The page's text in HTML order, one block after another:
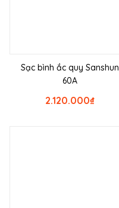
Sạc bình ắc quy Sanshun
60A
₫
2.120.000